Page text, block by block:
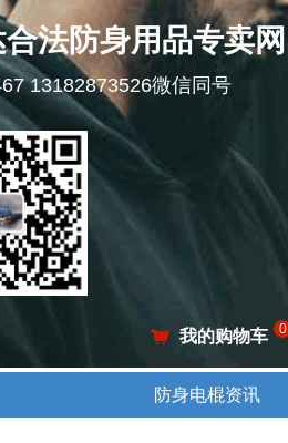
防身电棍资讯
法防身用品专卖网
낙 我的购物车 0
13182873526微信同号